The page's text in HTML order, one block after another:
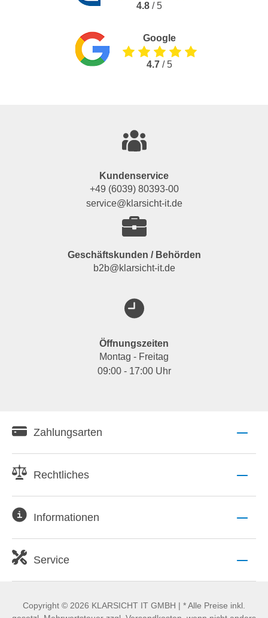
4.8 / 5
Google
4.7 / 5
Kundenservice
+49 (6039) 80393-00
service@klarsicht-it.de
Geschäftskunden / Behörden
b2b@klarsicht-it.de
Öffnungszeiten
Montag - Freitag
09:00 - 17:00 Uhr
Zahlungsarten
Rechtliches
Informationen
Service
Copyright © 2026 KLARSICHT IT GMBH | * Alle Preise inkl.